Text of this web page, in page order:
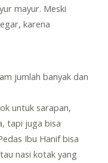
mayur. Meski
karena
jumlah banyak dan
untuk sarapan,
tapi juga bisa
Ibu Hanif bisa
nasi kotak yang